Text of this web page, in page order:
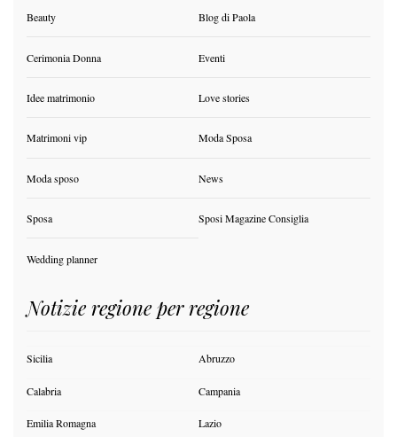
Beauty Blog di Paola
Cerimonia Donna Eventi
Idee matrimonio Love stories
Matrimoni vip Moda Sposa
Moda sposo News
Sposa Sposi Magazine Consiglia
Wedding planner
Notizie regione per regione
Sicilia Abruzzo
Calabria Campania
Emilia Romagna Lazio